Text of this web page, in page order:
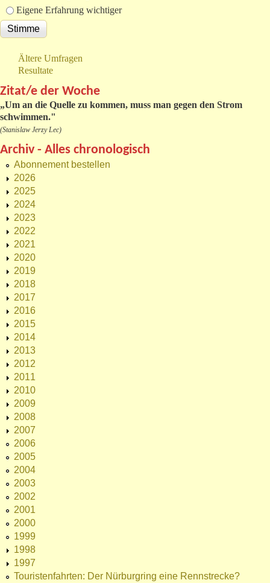
Eigene Erfahrung wichtiger
Ältere Umfragen
Resultate
Zitat/e der Woche
„Um an die Quelle zu kommen, muss man gegen den Strom
schwimmen."
(Stanislaw Jerzy Lec)
Archiv - Alles chronologisch
Abonnement bestellen
2026
2025
2024
2023
2022
2021
2020
2019
2018
2017
2016
2015
2014
2013
2012
2011
2010
2009
2008
2007
2006
2005
2004
2003
2002
2001
2000
1999
1998
1997
Touristenfahrten: Der Nürburgring eine Rennstrecke?